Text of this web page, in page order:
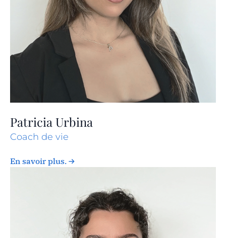
Patricia Urbina
Coach de vie
En savoir plus.